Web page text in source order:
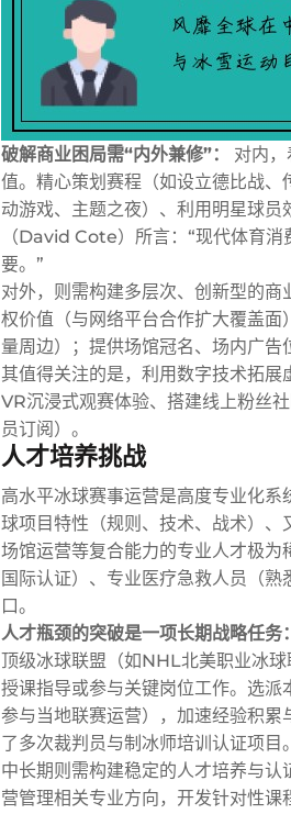
破解商业困局需“内外兼修”：
对内
值。精心策划赛程（如设立德比战
动游戏、主题之夜）、利用明星球员
（David Cote）所言：“现代体育
要。”
对外，则需构建多层次、创新型的商
权价值（与网络平台合作扩大覆盖
量周边）；提供场馆冠名、场内广
其值得关注的是，利用数字技术拓
VR沉浸式观赛体验、搭建线上粉丝
员订阅）。
人才培养挑战
高水平冰球赛事运营是高度专业化
球项目特性（规则、技术、战术）、
场馆运营等复合能力的专业人才极
国际认证）、专业医疗急救人员（
口。
人才瓶颈的突破是一项长期战略任务：
顶级冰球联盟（如NHL北美职业冰
授课指导或参与关键岗位工作。选
参与当地联赛运营），加速经验积
了多次裁判员与制冰师培训认证项目。
中长期则需构建稳定的人才培养与认
营管理相关专业方向，开发针对性